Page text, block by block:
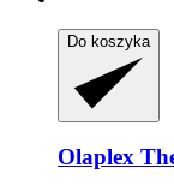
Do koszyka
Olaplex